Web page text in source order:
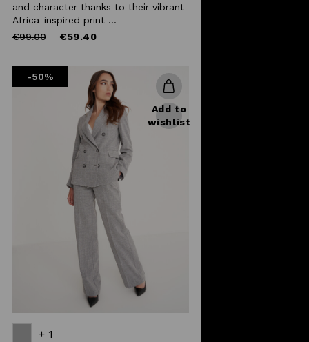
and character thanks to their vibrant
Africa-inspired print ...
Price
€99.00to €59.40
-50%
Add to
wishlist
+ 1